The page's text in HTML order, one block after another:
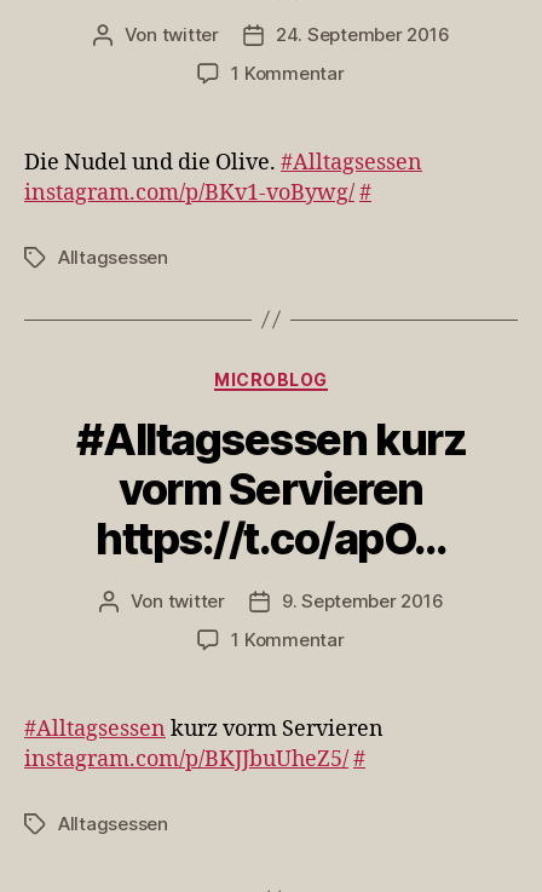
Beitragsautor
Von twitter Veröffentlichungsdatum
24. September 2016
1 Kommentarzu
die
Olive.
Die Nudel und die Olive. #Alltagsessen
instagram.com/p/BKv1-voBywg/#
Schlagwörter
Alltagsessen
Kategorien
MICROBLOG
#Alltagsessen kurz
vorm Servieren
https://t.co/apO…
Beitragsautor
Von twitter Veröffentlichungsdatum
9. September 2016
1 Kommentarzu
vorm
Servieren
https://t.co/apO…
#Alltagsessen kurz vorm Servieren
instagram.com/p/BKJJbuUheZ5/#
Schlagwörter
Alltagsessen